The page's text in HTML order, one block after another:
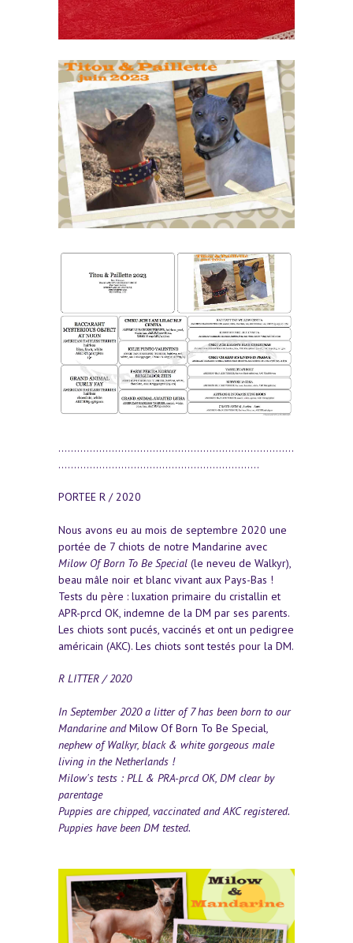
...........................................................................
................................................................
PORTEE R / 2020
Nous avons eu au mois de septembre 2020 une
portée de 7 chiots de notre Mandarine avec
Milow Of Born To Be Special (le neveu de Walkyr),
beau mâle noir et blanc vivant aux Pays-Bas !
Tests du père : luxation primaire du cristallin et
APR-prcd OK, indemne de la DM par ses parents.
Les chiots sont pucés, vaccinés et ont un pedigree
américain (AKC). Les chiots sont testés pour la DM.
R LITTER / 2020
In September 2020 a litter of 7 has been born to our
Mandarine andMilow Of Born To Be Special,
nephew of Walkyr, black & white gorgeous male
living in the Netherlands !
Milow's tests : PLL & PRA-prcd OK, DM clear by
parentage
Puppies are chipped, vaccinated and AKC registered.
Puppies have been DM tested.